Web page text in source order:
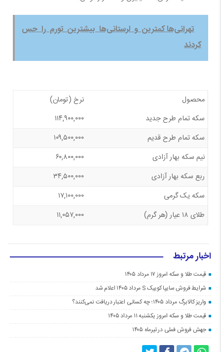
تهرانی‌ها کمترین و لرستانی‌ها بیشترین تورم را حس
کردند
محصول
نرخ (تومان)
سکه تمام طرح جدید
۱۱۴,۹۰۰,۰۰۰
سکه تمام طرح قدیم
۱۰۹,۵۰۰,۰۰۰
نیم سکه بهار آزادی
۶۰,۸۰۰,۰۰۰
ربع سکه بهار آزادی
۳۴,۵۰۰,۰۰۰
سکه یک گرمی
۱۷,۱۰۰,۰۰۰
طلای ۱۸ عیار (هر گرم)
۱۱,۰۵۷,۰۰۰
اخبار مرتبط
قیمت طلا و سکه امروز ۱۷ مرداد ۱۴۰۵
شرایط فروش سایپا کوییک S مرداد ۱۴۰۵ اعلام شد
واریز کالابرگ مرداد ۱۴۰۵؛ چه کسانی اعتبار دریافت نمی‌کنند؟
قیمت طلا و سکه امروز یکشنبه ۱۱ مرداد ۱۴۰۵
جهش فروش فملی در تیرماه ۱۴۰۵